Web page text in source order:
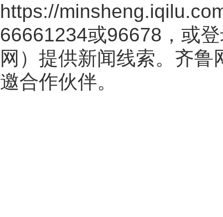
https://
66661234或96678，或
网 ）提供新闻线索。齐鲁
邀合作伙伴。